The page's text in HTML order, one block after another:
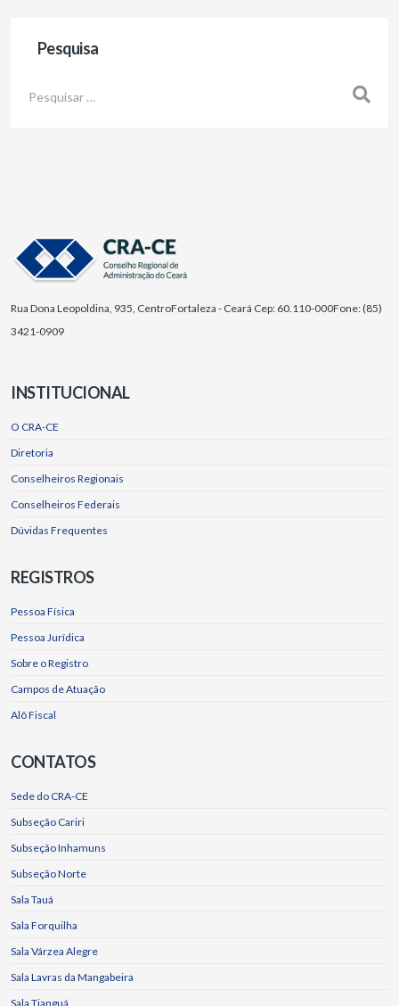
Pesquisa
Rua Dona Leopoldina, 935, CentroFortaleza - Ceará Cep: 60.110-000Fone: (85)
3421-0909
INSTITUCIONAL
O CRA-CE
Diretoria
Conselheiros Regionais
Conselheiros Federais
Dúvidas Frequentes
REGISTROS
Pessoa Física
Pessoa Jurídica
Sobre o Registro
Campos de Atuação
Alô Fiscal
CONTATOS
Sede do CRA-CE
Subseção Cariri
Subseção Inhamuns
Subseção Norte
Sala Tauá
Sala Forquilha
Sala Várzea Alegre
Sala Lavras da Mangabeira
Sala Tianguá